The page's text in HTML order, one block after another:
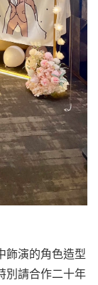
飾演的角色造型
別請合作二十年